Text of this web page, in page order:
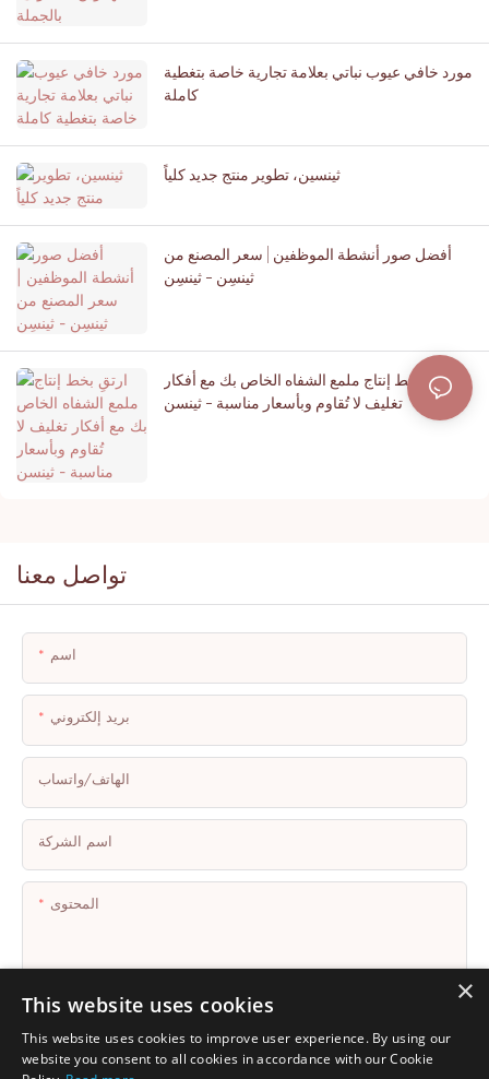
مورد خافي عيوب نباتي بعلامة تجارية خاصة بتغطية
كاملة
ثينسين، تطوير منتج جديد كلياً
أفضل صور أنشطة الموظفين | سعر المصنع من
ثينسِن - ثينسِن
ارتقِ بخط إنتاج ملمع الشفاه الخاص بك مع أفكار
تغليف لا تُقاوم وبأسعار مناسبة - ثينسن
تواصل معنا
اسم
بريد إلكتروني
الهاتف/واتساب
اسم الشركة
المحتوى
إرسال الاستفسار الآن
×
This website uses cookies
This website uses cookies to improve user experience. By using our
website you consent to all cookies in accordance with our Cookie